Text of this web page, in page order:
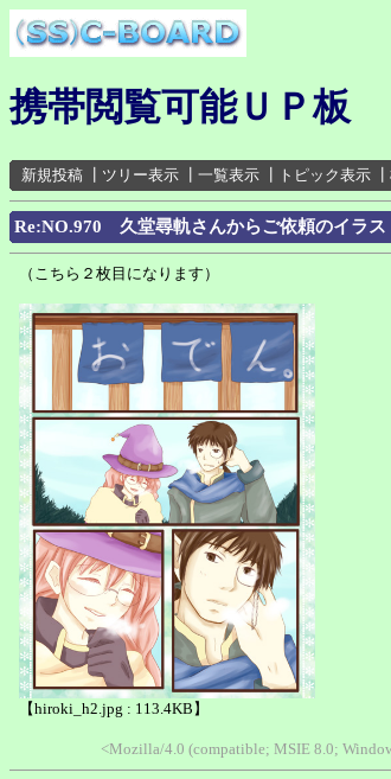
携帯閲覧可能ＵＰ板
新規投稿 ツリー表示 一覧表示 トピック表示
Re:NO.970 久堂尋軌さんからご依頼のイラス
（こちら２枚目になります）
【hiroki_h2.jpg : 113.4KB】
<Mozilla/4.0 (compatible; MSIE 8.0;